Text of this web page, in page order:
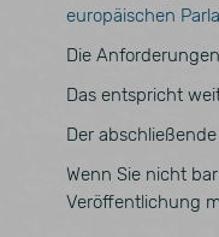
europäischen
Die
Das entspricht
Der
Wenn Sie nicht
Veröffentlichung